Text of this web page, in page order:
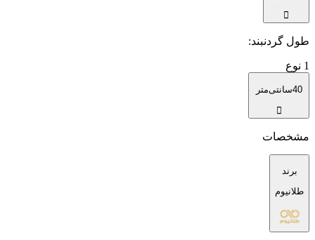
طول گردنبند:
1 نوع
40سانتی‌متر
مشخصات
برند
طلانیوم